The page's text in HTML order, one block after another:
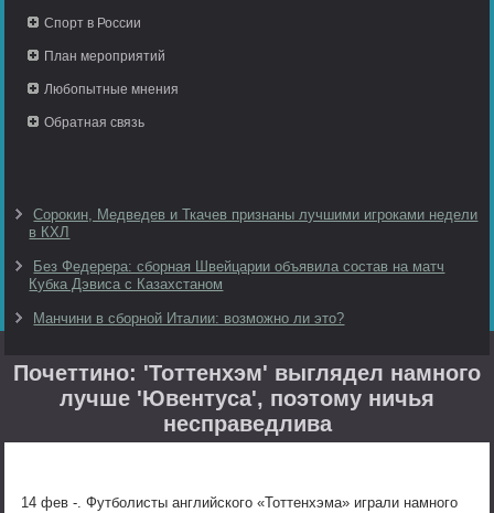
Спорт в России
План мероприятий
Любопытные мнения
Обратная связь
Сорокин, Медведев и Ткачев признаны лучшими игроками недели
в КХЛ
Без Федерера: сборная Швейцарии объявила состав на матч
Кубка Дэвиса с Казахстаном
Манчини в сборной Италии: возможно ли это?
Почеттино: 'Тоттенхэм' выглядел намного
лучше 'Ювентуса', поэтому ничья
несправедлива
14 фев -. Футболисты английского «Тоттенхэма» играли намного